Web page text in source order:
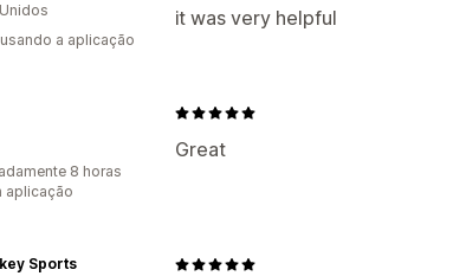
it was very helpful
a aplicação
Great
8 horas
aplicação
Sports